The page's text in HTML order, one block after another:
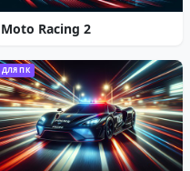
Moto Racing 2
ДЛЯ ПК